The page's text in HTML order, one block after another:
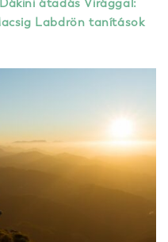
Dákini átadás Virággal:
Labdrön tanítások